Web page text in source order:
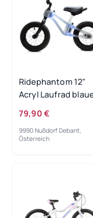
Ridephantom 12"
Acryl Laufrad
79,90 €
9990 Nußdorf Debant,
Österreich